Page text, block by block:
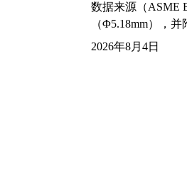
数据来源（ASME
（Φ5.18mm），
2026年8月4日